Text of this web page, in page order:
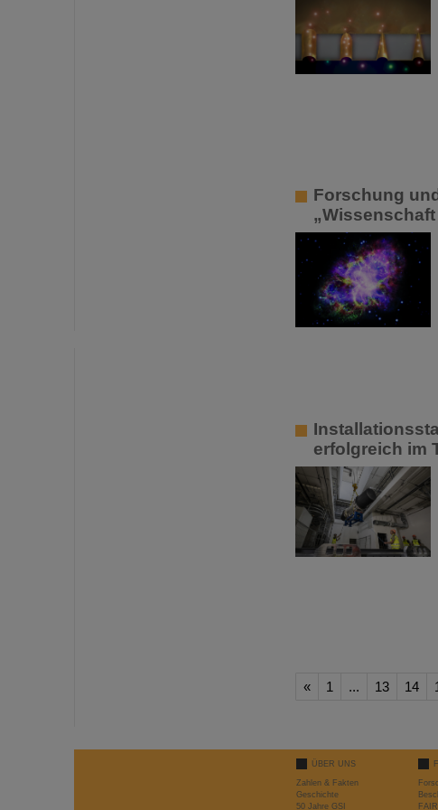
Forschung
erfolgreich im
« 1 ... 13 14
ÜBER UNS
Zahlen & Fakten
Geschichte
50 Jahre GSI
FAIR